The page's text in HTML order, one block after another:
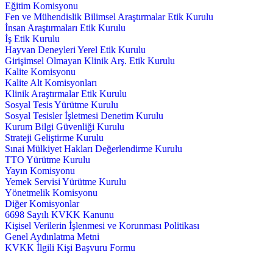
Eğitim Komisyonu
Fen ve Mühendislik Bilimsel Araştırmalar Etik Kurulu
İnsan Araştırmaları Etik Kurulu
İş Etik Kurulu
Hayvan Deneyleri Yerel Etik Kurulu
Girişimsel Olmayan Klinik Arş. Etik Kurulu
Kalite Komisyonu
Kalite Alt Komisyonları
Klinik Araştırmalar Etik Kurulu
Sosyal Tesis Yürütme Kurulu
Sosyal Tesisler İşletmesi Denetim Kurulu
Kurum Bilgi Güvenliği Kurulu
Strateji Geliştirme Kurulu
Sınai Mülkiyet Hakları Değerlendirme Kurulu
TTO Yürütme Kurulu
Yayın Komisyonu
Yemek Servisi Yürütme Kurulu
Yönetmelik Komisyonu
Diğer Komisyonlar
6698 Sayılı KVKK Kanunu
Kişisel Verilerin İşlenmesi ve Korunması Politikası
Genel Aydınlatma Metni
KVKK İlgili Kişi Başvuru Formu